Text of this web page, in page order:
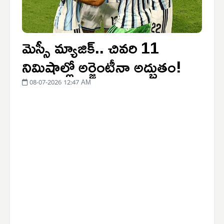
మెస్సీ మ్యాజిక్.. చివరి 11
నిమిషాల్లో అర్జెంటీనా అద్భుతం!
08-07-2026 12:47 AM